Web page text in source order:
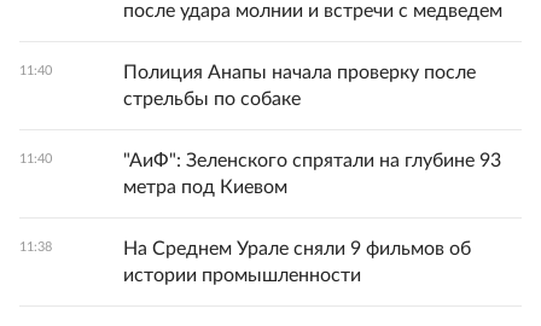
после удара молнии и встречи с медведем
11:40
Полиция Анапы начала проверку после
стрельбы по собаке
11:40
"АиФ": Зеленского спрятали на глубине 93
метра под Киевом
11:38
На Среднем Урале сняли 9 фильмов об
истории промышленности